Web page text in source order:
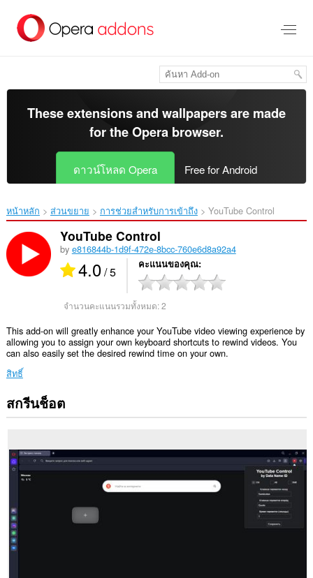
These extensions and wallpapers are made
for theOpera browser.
ดาวน์โหลด Opera Free for Android
หน้าหลัก ส่วนขยาย การช่วยสำหรับการเข้าถึง YouTube Control‎
YouTube Control
by e816844b-1d9f-472e-8bcc-760e6d8a92a4
4.0/ 5 คะแนนของคุณ
จำนวนคะแนนรวมทั้งหมด:2
This add-on will greatly enhance your YouTube video viewing experience by
allowing you to assign your own keyboard shortcuts to rewind videos. You
can also easily set the desired rewind time on your own.
สิทธิ์
ส่วน
ขยาย
เข้า
ถึง
ข้อมูล
ของ
บาง
เว็บไซต์
สกรีนช็อต